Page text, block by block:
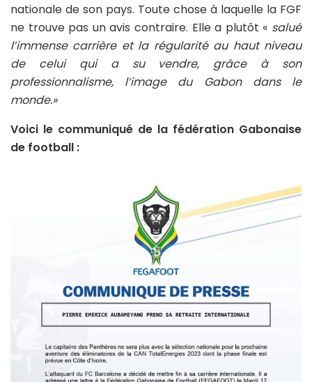
nationale de son pays. Toute chose à laquelle la FGF
ne trouve pas un avis contraire. Elle a plutôt « salué
l’immense carrière et la régularité au haut niveau
de celui qui a su vendre, grâce à son
professionnalisme, l’image du Gabon dans le
monde.»
Voici le communiqué de la fédération Gabonaise
de football :